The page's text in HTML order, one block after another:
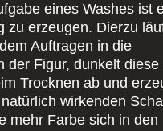
eines Washes ist
zu erzeugen. Dierzu
Auftragen in die
der Figur, dunkelt diese
Trocknen ab und
wirkenden
mehr Farbe sich in den